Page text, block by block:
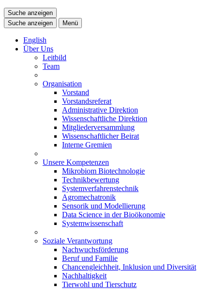
Suche anzeigen
Suche anzeigen
Menü
English
Über Uns
Leitbild
Team
Organisation
Vorstand
Vorstandsreferat
Administrative Direktion
Wissenschaftliche Direktion
Mitgliederversammlung
Wissenschaftlicher Beirat
Interne Gremien
Unsere Kompetenzen
Mikrobiom Biotechnologie
Technikbewertung
Systemverfahrenstechnik
Agromechatronik
Sensorik und Modellierung
Data Science in der Bioökonomie
Systemwissenschaft
Soziale Verantwortung
Nachwuchsförderung
Beruf und Familie
Chancengleichheit, Inklusion und Diversität
Nachhaltigkeit
Tierwohl und Tierschutz